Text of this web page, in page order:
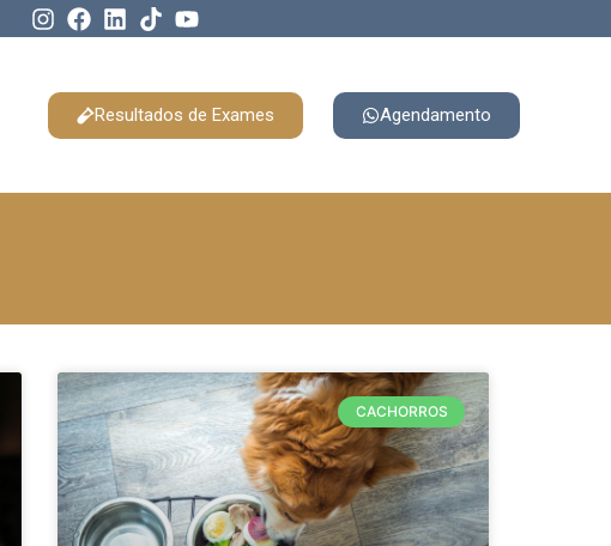
Resultados de Exames Agendamento
CACHORROS